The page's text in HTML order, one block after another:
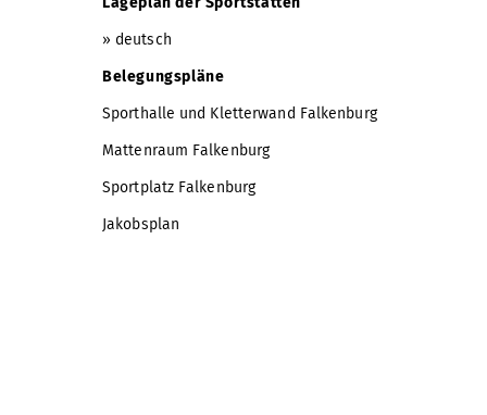
» deutsch
Belegungspläne
Sporthalle und Kletterwand Falkenburg
Mattenraum Falkenburg
Sportplatz Falkenburg
Jakobsplan